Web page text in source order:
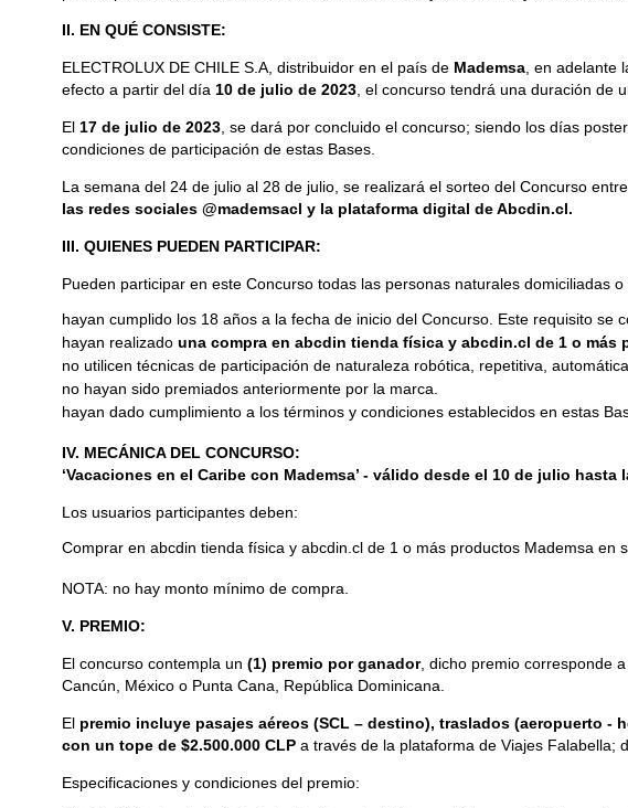
II. EN QUÉ CONSISTE:
ELECTROLUX DE CHILE S.A, distribuidor en el país de Mademsa , en
efecto a partir del día 10 de julio de 2023 , el concurso tendrá una duración de
El 17 de julio de 2023 , se dará por concluido el concurso; siendo los días
condiciones de participación de estas Bases.
La semana del 24 de julio al 28 de julio, se realizará el sorteo del Concurso
las redes sociales @mademsacl y la plataforma digital de Abcdin.cl.
III. QUIENES PUEDEN PARTICIPAR:
Pueden participar en este Concurso todas las personas naturales domiciliadas
hayan cumplido los 18 años a la fecha de inicio del Concurso. Este requisito
hayan realizado una compra en abcdin tienda física y abcdin.cl de 1 o más
no utilicen técnicas de participación de naturaleza robótica, repetitiva,
no hayan sido premiados anteriormente por la marca.
hayan dado cumplimiento a los términos y condiciones establecidos en estas
IV. MECÁNICA DEL CONCURSO:
‘Vacaciones en el Caribe con Mademsa’ - válido desde el 10 de julio
Los usuarios participantes deben:
Comprar en abcdin tienda física y abcdin.cl de 1 o más productos Mademsa
NOTA: no hay monto mínimo de compra.
V. PREMIO:
El concurso contempla un (1) premio por ganador, dicho premio corresponde a
Cancún, México o Punta Cana, República Dominicana.
El premio incluye pasajes aéreos (SCL – destino), traslados (aeropuerto -
con un tope de $2.500.000 CLP a través de la plataforma de Viajes Falabella;
Especificaciones y condiciones del premio: